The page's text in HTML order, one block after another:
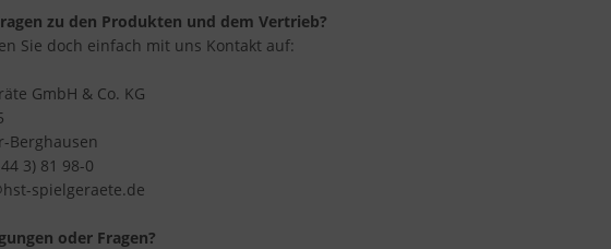
zu den Produkten und dem Vertrieb?
Sie doch einfach mit uns Kontakt auf:
GmbH & Co. KG
Berghausen
3) 81 98-0
spielgeraete.de
oder Fragen?